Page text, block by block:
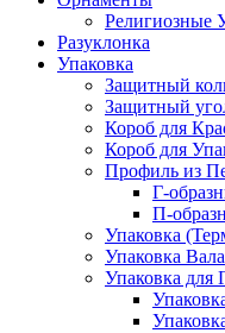
Религиозные
Разуклонка
Упаковка
Защитный
Защитный
Короб для
Короб для
Профиль из
Г-
П-
Упаковка
Упаковка Вала
Упаковка для